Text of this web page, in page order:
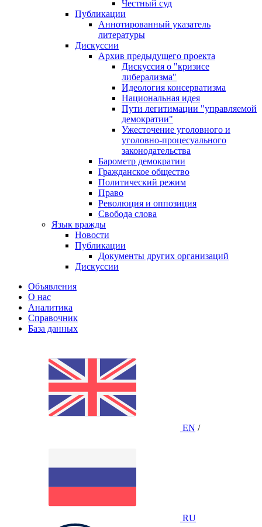
Честный суд
Публикации
Аннотированный указатель
литературы
Дискуссии
Архив предыдущего проекта
Дискуссия о "кризисе
либерализма"
Идеология консерватизма
Национальная идея
Пути легитимации "управляемой
демократии"
Ужесточение уголовного и
уголовно-процесуального
законодательства
Барометр демократии
Гражданское общество
Политический режим
Право
Революция и оппозиция
Свобода слова
Язык вражды
Новости
Публикации
Документы других организаций
Дискуссии
Объявления
О нас
Аналитика
Справочник
База данных
EN /
RU